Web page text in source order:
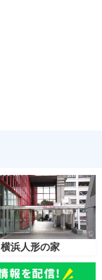
横浜人形の家